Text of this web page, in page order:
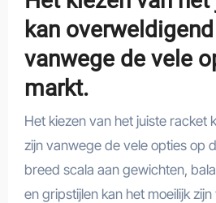
kan
vanwege de vele
markt.
Het kiezen van het juiste racket
zijn vanwege de vele opties op
breed scala aan gewichten,
en gripstijlen kan het moeilijk